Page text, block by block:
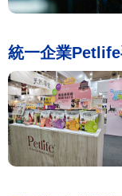
統一企業